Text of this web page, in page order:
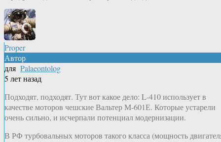
Proper
Автор
для Palaeontolog
5 лет назад
Подходят, подходят. Тут вот какое дело: L-410 использует в
качестве моторов чешские Вальтер М-601Е. Которые устарели
очень сильно, и исчерпали потенциал модернизации.
В РФ турбовальных моторов такого класса (мощность